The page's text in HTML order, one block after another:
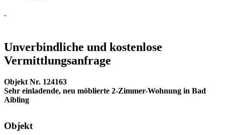
Unverbindliche und kostenlose
Vermittlungsanfrage
Objekt Nr. 124163
Sehr einladende, neu möblierte 2-Zimmer-Wohnung in Bad
Aibling
Objekt